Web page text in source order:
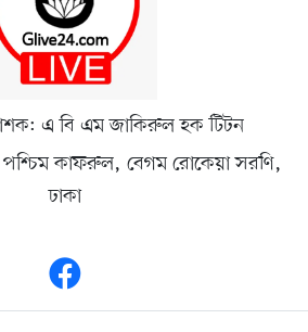
এ বি এম জাকিরুল হক টিটন
পশ্চিম কাফরুল, বেগম রোকেয়া সরণি,
ঢাকা